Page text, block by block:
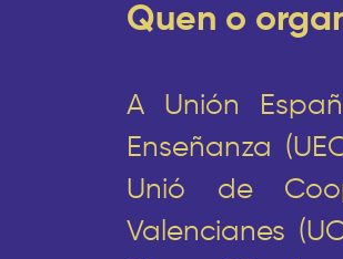
Quen o
A Unión
Enseñanza
Unió de
Valencianes